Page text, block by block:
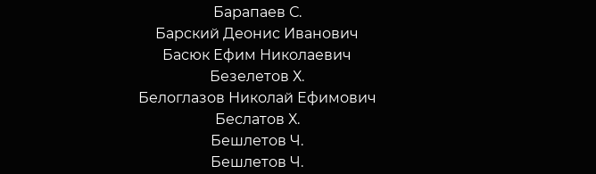
Барапаев С.
Барский Деонис Иванович
Басюк Ефим Николаевич
Безелетов Х.
Белоглазов Николай Ефимович
Беслатов Х.
Бешлетов Ч.
Бешлетов Ч.